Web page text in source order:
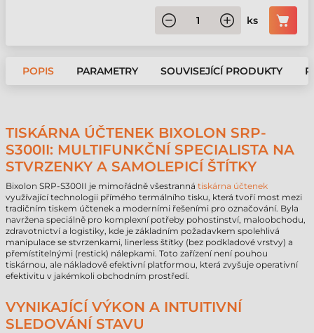
ks
POPIS PARAMETRY SOUVISEJÍCÍ PRODUKTY
TISKÁRNA ÚČTENEK BIXOLON SRP-
S300II: MULTIFUNKČNÍ SPECIALISTA NA
STVRZENKY A SAMOLEPICÍ ŠTÍTKY
Bixolon SRP-S300II je mimořádně všestranná tiskárna účtenek
využívající technologii přímého termálního tisku, která tvoří most mezi
tradičním tiskem účtenek a moderními řešeními pro označování. Byla
navržena speciálně pro komplexní potřeby pohostinství, maloobchodu,
zdravotnictví a logistiky, kde je základním požadavkem spolehlivá
manipulace se stvrzenkami, linerless štítky (bez podkladové vrstvy) a
přemístitelnými (restick) nálepkami. Toto zařízení není pouhou
tiskárnou, ale nákladově efektivní platformou, která zvyšuje operativní
efektivitu v jakémkoli obchodním prostředí.
VYNIKAJÍCÍ VÝKON A INTUITIVNÍ
SLEDOVÁNÍ STAVU